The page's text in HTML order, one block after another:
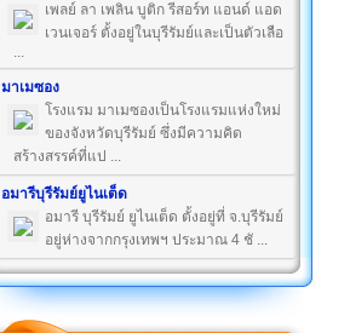
เพลย์ ลา เพลิน บูติก รีสอร์ท แอนด์ แอด
เวนเจอร์ ตั้งอยู่ในบุรีรัมย์และเป็นตัวเลือ
...
มาเมซอง
โรงแรม มาเมซองเป็นโรงแรมแห่งใหม่
ของจังหวัดบุรีรัมย์ ซึ่งมีความคิด
สร้างสรรค์ที่แป ...
อมารีบุรีรัมย์ยูไนเต็ด
อมารี บุรีรัมย์ ยูไนเต็ด ตั้งอยู่ที่ จ.บุรีรัมย์
อยู่ห่างจากกรุงเทพฯ ประมาณ 4 ชั ...